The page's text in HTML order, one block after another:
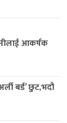
आकर्षक
बर्ड’ छुट,भदौ